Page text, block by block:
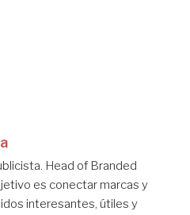
Head of Branded
es conectar marcas y
interesantes, útiles y